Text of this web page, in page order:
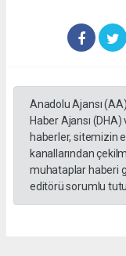
Anadolu Ajansı
Haber Ajansı
haberler, sitemizin
kanallarından
muhataplar haberi
editörü sorumlu